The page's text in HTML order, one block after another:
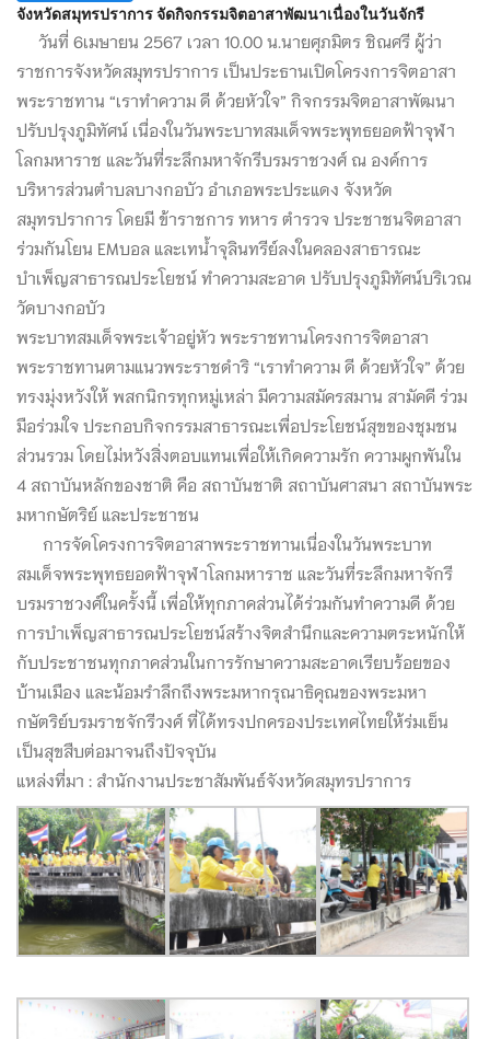
จังหวัดสมุทรปราการ จัดกิจกรรมจิตอาสาพัฒนาเนื่องในวันจักรี
วันที่ 6เมษายน 2567 เวลา 10.00 น.นายศุภมิตร ชิณศรี ผู้ว่า
ราชการจังหวัดสมุทรปราการ เป็นประธานเปิดโครงการจิตอาสา
พระราชทาน “เราทำความ ดี ด้วยหัวใจ” กิจกรรมจิตอาสาพัฒนา
ปรับปรุงภูมิทัศน์ เนื่องในวันพระบาทสมเด็จพระพุทธยอดฟ้าจุฬา
โลกมหาราช และวันที่ระลึกมหาจักรีบรมราชวงศ์ ณ องค์การ
บริหารส่วนตำบลบางกอบัว อำเภอพระประแดง จังหวัด
สมุทรปราการ โดยมี ข้าราชการ ทหาร ตำรวจ ประชาชนจิตอาสา
ร่วมกันโยน EMบอล และเทน้ำจุลินทรีย์ลงในคลองสาธารณะ
บำเพ็ญสาธารณประโยชน์ ทำความสะอาด ปรับปรุงภูมิทัศน์บริเวณ
วัดบางกอบัว
พระบาทสมเด็จพระเจ้าอยู่หัว พระราชทานโครงการจิตอาสา
พระราชทานตามแนวพระราชดำริ “เราทำความ ดี ด้วยหัวใจ” ด้วย
ทรงมุ่งหวังให้ พสกนิกรทุกหมู่เหล่า มีความสมัครสมาน สามัคคี ร่วม
มือร่วมใจ ประกอบกิจกรรมสาธารณะเพื่อประโยชน์สุขของชุมชน
ส่วนรวม โดยไม่หวังสิ่งตอบแทนเพื่อให้เกิดความรัก ความผูกพันใน
4 สถาบันหลักของชาติ คือ สถาบันชาติ สถาบันศาสนา สถาบันพระ
มหากษัตริย์ และประชาชน
การจัดโครงการจิตอาสาพระราชทานเนื่องในวันพระบาท
สมเด็จพระพุทธยอดฟ้าจุฬาโลกมหาราช และวันที่ระลึกมหาจักรี
บรมราชวงศ์ในครั้งนี้ เพื่อให้ทุกภาคส่วนได้ร่วมกันทำความดี ด้วย
การบำเพ็ญสาธารณประโยชน์สร้างจิตสำนึกและความตระหนักให้
กับประชาชนทุกภาคส่วนในการรักษาความสะอาดเรียบร้อยของ
บ้านเมือง และน้อมรำลึกถึงพระมหากรุณาธิคุณของพระมหา
กษัตริย์บรมราชจักรีวงศ์ ที่ได้ทรงปกครองประเทศไทยให้ร่มเย็น
เป็นสุขสืบต่อมาจนถึงปัจจุบัน
แหล่งที่มา : สำนักงานประชาสัมพันธ์จังหวัดสมุทรปราการ